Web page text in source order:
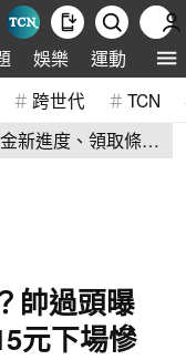
娛樂 運動 全球
跨世代 TCN
新進度、領取條
帥過頭曝
元下場慘